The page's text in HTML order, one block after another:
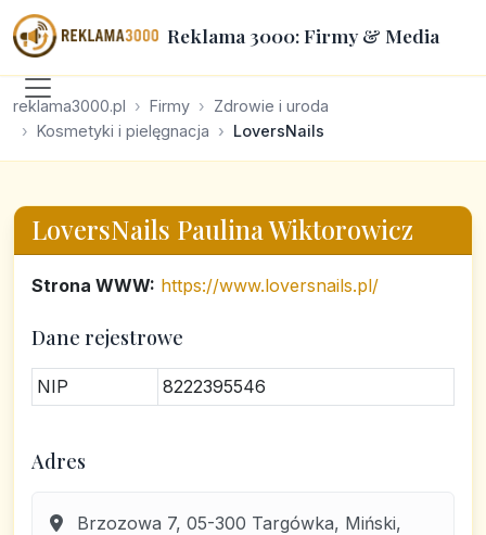
Reklama 3000: Firmy & Media
reklama3000.pl Firmy
Zdrowie i uroda
Kosmetyki i pielęgnacja
LoversNails
LoversNails Paulina Wiktorowicz
Strona WWW: https://www.loversnails.pl/
Dane rejestrowe
NIP 8222395546
Adres
Brzozowa 7, 05-300 Targówka, Miński,